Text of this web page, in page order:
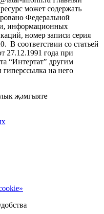
может содержать
Федеральной
информационных
номер записи серия
соответствии со статьей
27.12.1991 года при
“Интертат” другим
на него
җәмгыяте